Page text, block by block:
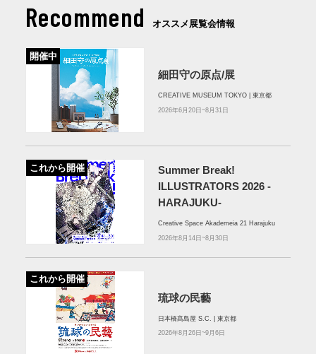
Recommend オススメ展覧会情報
開催中
細田守の原点/展
CREATIVE MUSEUM TOKYO | 東京都
2026年6月20日~8月31日
これから開催
Summer Break!
ILLUSTRATORS 2026 -
HARAJUKU-
Creative Space Akademeia 21 Harajuku
2026年8月14日~8月30日
これから開催
琉球の民藝
日本橋髙島屋 S.C. | 東京都
2026年8月26日~9月6日